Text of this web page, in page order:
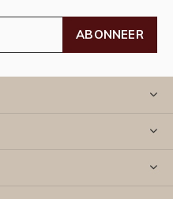
ABONNEER